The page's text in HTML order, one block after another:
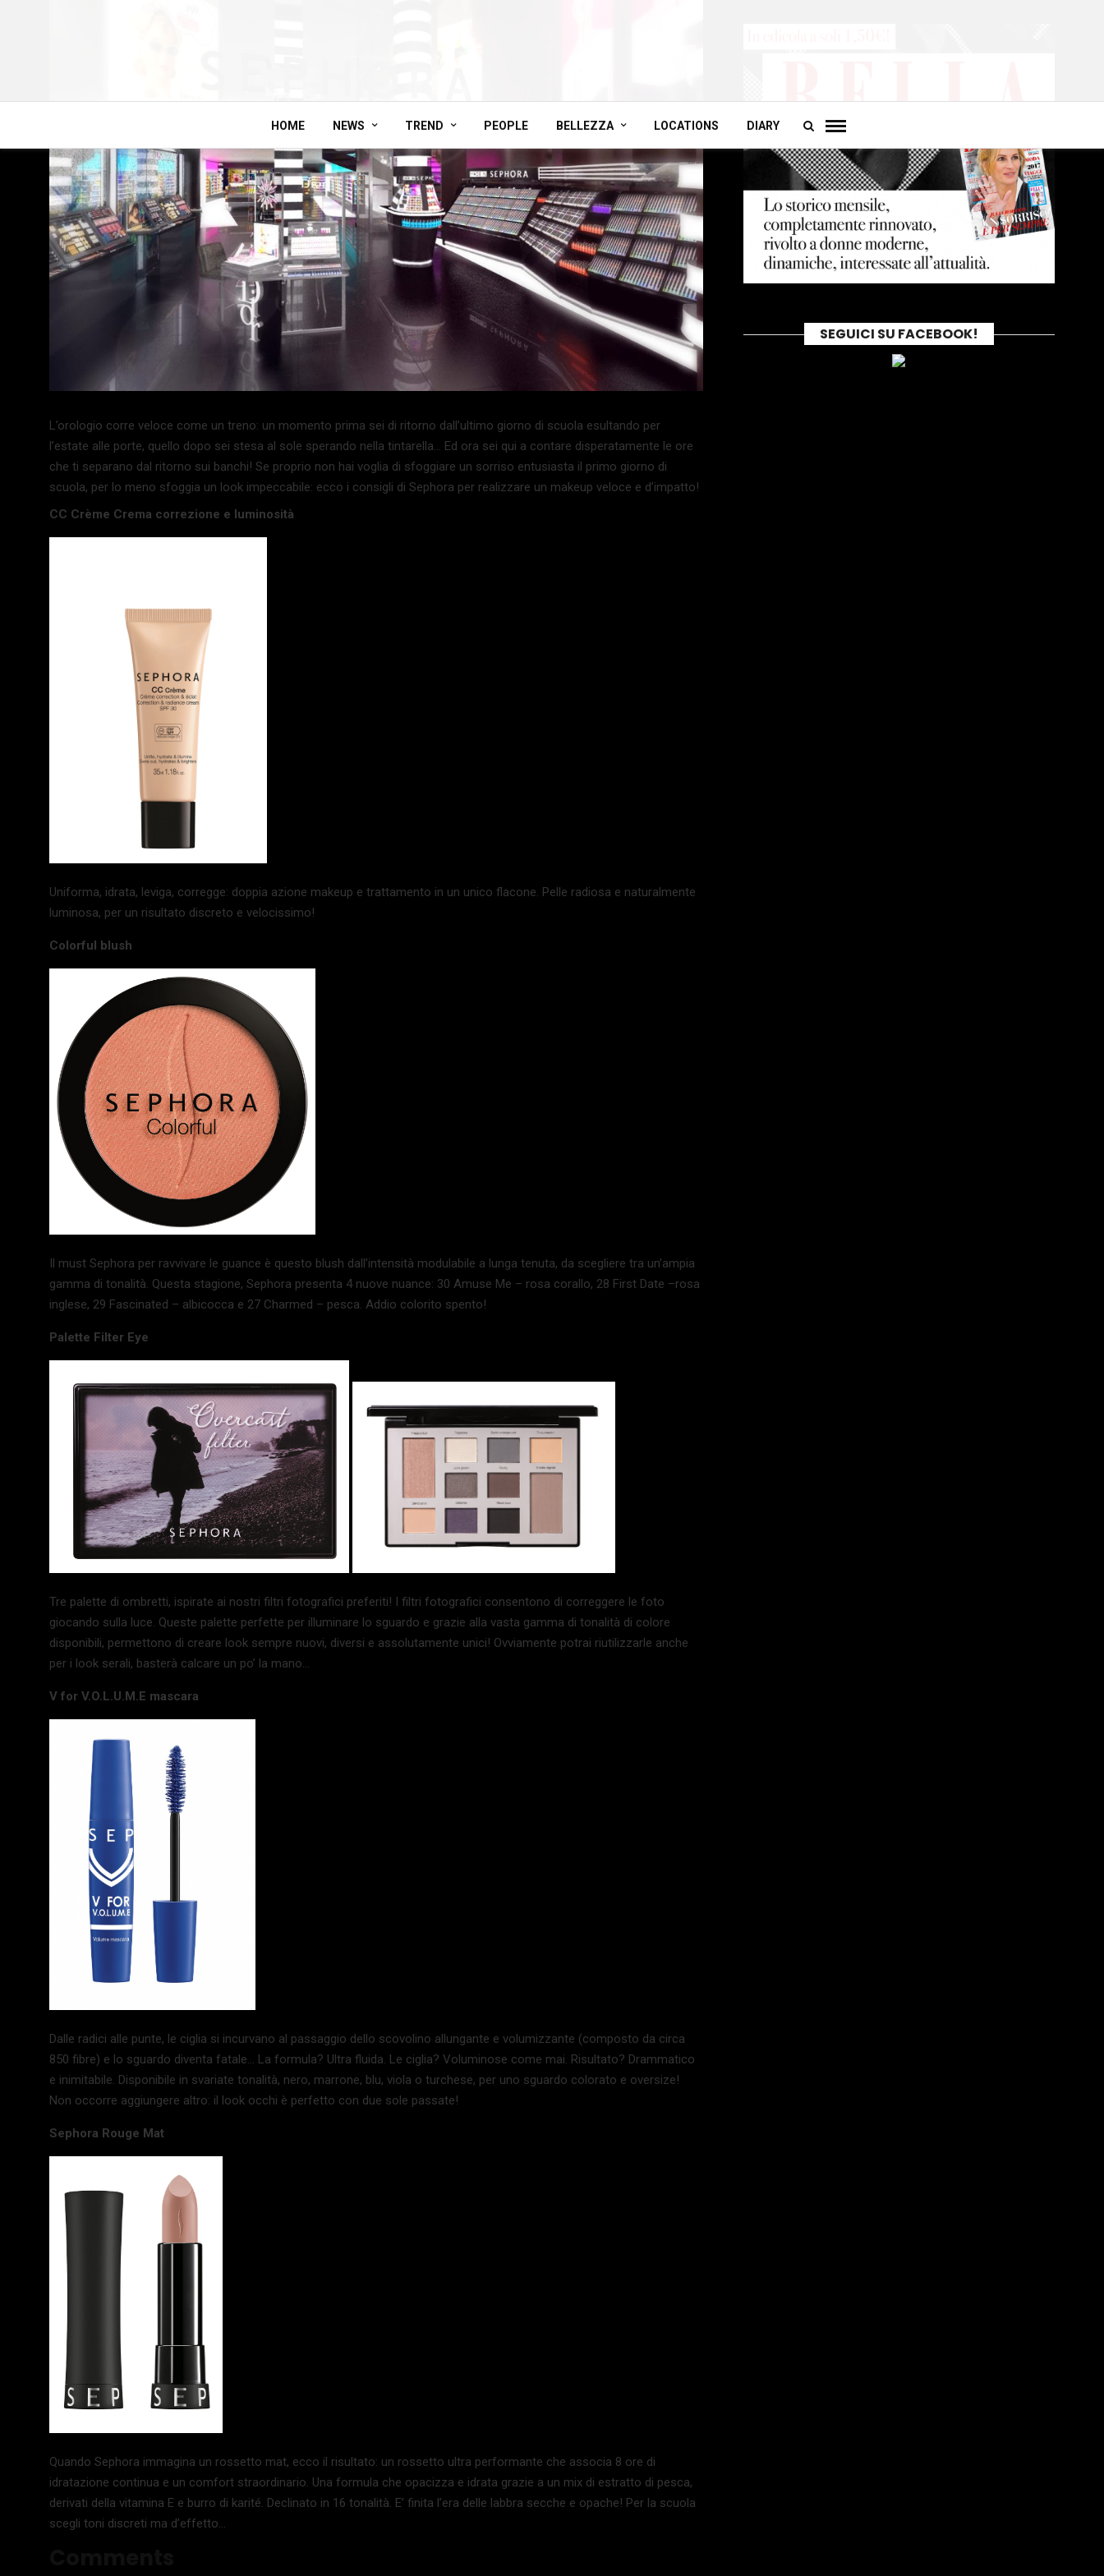
HOME NEWS TREND PEOPLE BELLEZZA LOCATIONS DIARY
L’orologio corre veloce come un treno: un momento prima sei di ritorno dall’ultimo giorno di scuola esultando per
l’estate alle porte, quello dopo sei stesa al sole sperando nella tintarella… Ed ora sei qui a contare disperatamente le ore
che ti separano dal ritorno sui banchi! Se proprio non hai voglia di sfoggiare un sorriso entusiasta il primo giorno di
scuola, per lo meno sfoggia un look impeccabile: ecco i consigli di Sephora per realizzare un makeup veloce e d’impatto!
CC Crème Crema correzione e luminosità
Uniforma, idrata, leviga, corregge: doppia azione makeup e trattamento in un unico flacone. Pelle radiosa e naturalmente
luminosa, per un risultato discreto e velocissimo!
Colorful blush
Il must Sephora per ravvivare le guance è questo blush dall’intensità modulabile a lunga tenuta, da scegliere tra un’ampia
gamma di tonalità. Questa stagione, Sephora presenta 4 nuove nuance: 30 Amuse Me – rosa corallo, 28 First Date –rosa
inglese, 29 Fascinated – albicocca e 27 Charmed – pesca. Addio colorito spento!
Palette Filter Eye
Tre palette di ombretti, ispirate ai nostri filtri fotografici preferiti! I filtri fotografici consentono di correggere le foto
giocando sulla luce. Queste palette perfette per illuminare lo sguardo e grazie alla vasta gamma di tonalità di colore
disponibili, permettono di creare look sempre nuovi, diversi e assolutamente unici! Ovviamente potrai riutilizzarle anche
per i look serali, basterà calcare un po’ la mano…
V for V.O.L.U.M.E mascara
Dalle radici alle punte, le ciglia si incurvano al passaggio dello scovolino allungante e volumizzante (composto da circa
850 fibre) e lo sguardo diventa fatale… La formula? Ultra fluida. Le ciglia? Voluminose come mai. Risultato? Drammatico
e inimitabile. Disponibile in svariate tonalità, nero, marrone, blu, viola o turchese, per uno sguardo colorato e oversize!
Non occorre aggiungere altro: il look occhi è perfetto con due sole passate!
Sephora Rouge Mat
Quando Sephora immagina un rossetto mat, ecco il risultato: un rossetto ultra performante che associa 8 ore di
idratazione continua e un comfort straordinario. Una formula che opacizza e idrata grazie a un mix di estratto di pesca,
derivati della vitamina E e burro di karité. Declinato in 16 tonalità. E’ finita l’era delle labbra secche e opache! Per la scuola
scegli toni discreti ma d’effetto…
SEGUICI SU FACEBOOK!